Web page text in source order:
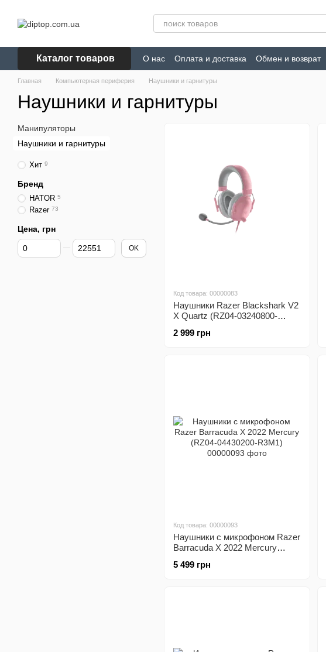
Каталог товаров О нас Оплата и доставка Обмен и возврат
Главная Компьютерная периферия Наушники и гарнитуры
Наушники и гарнитуры
Код товара: 00000083
Наушники Razer Blackshark V2
X Quartz (RZ04-03240800-
2 999 грн
Код товара: 00000093
Наушники с микрофоном Razer
Barracuda X 2022 Mercury
5 499 грн
Манипуляторы
Наушники и гарнитуры
Хит 9
Бренд
HATOR 5
Razer 73
Цена, грн
От Цена, грн
До Цена, грн OK